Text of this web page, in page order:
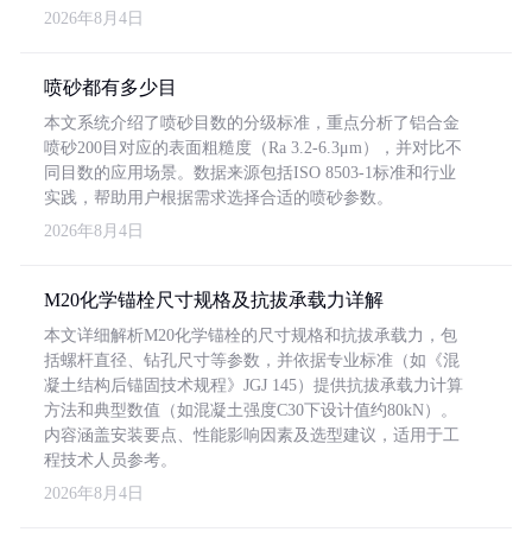
2026年8月4日
喷砂都有多少目
本文系统介绍了喷砂目数的分级标准，重点分析了铝合金
喷砂200目对应的表面粗糙度（Ra 3.2-6.3μm），并对比不
同目数的应用场景。数据来源包括ISO 8503-1标准和行业
实践，帮助用户根据需求选择合适的喷砂参数。
2026年8月4日
M20化学锚栓尺寸规格及抗拔承载力详解
本文详细解析M20化学锚栓的尺寸规格和抗拔承载力，包
括螺杆直径、钻孔尺寸等参数，并依据专业标准（如《混
凝土结构后锚固技术规程》JGJ 145）提供抗拔承载力计算
方法和典型数值（如混凝土强度C30下设计值约80kN）。
内容涵盖安装要点、性能影响因素及选型建议，适用于工
程技术人员参考。
2026年8月4日